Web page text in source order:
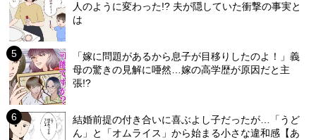
人のように変わった!? 夫が隠していた衝撃の事実と
は
「嫁に問題があるから息子が目移りしたのよ！」義
母の驚きの見解に唖然…嫁の高学歴が原因だと主
張!?
結婚前提の付き合いに喜ぶよし子だったが…「うど
ん」と「オムライス」から始まる小さな違和感【あ